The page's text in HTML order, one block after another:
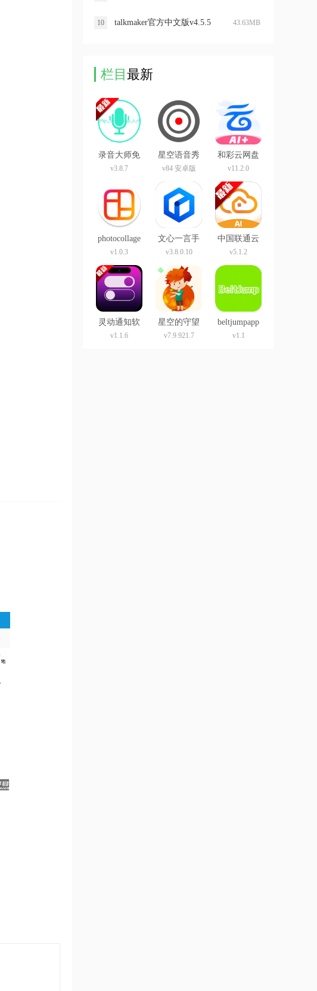
10 talkmaker官方中文版v4.5.5 43.63MB
栏目最新
录音大师免
费版
v3.8.7
星空语音秀
xp模块
v84 安卓版
和彩云网盘
app最新版
盘)
v11.2.0
photocollage
app
v1.0.3
文心一言手
机版
v3.8.0.10
中国联通云
盘app官方版
v5.1.2
灵动通知软
件灵动岛
v1.1.6
星空的守望
app
v7.9.921.7
beltjumpapp
v1.1